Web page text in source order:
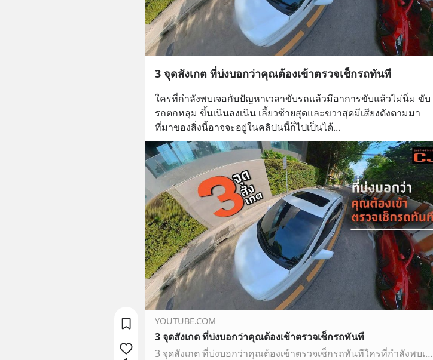
3 จุดสังเกต ที่บ่งบอกว่าคุณต้องเข้าตรวจเช็กรถทันที
ใครที่กำลังพบเจอกับปัญหาเวลาขับรถแล้วมีอาการขับแล้วไม่นิ่ม ขับ
รถตกหลุม ขึ้นเนินลงเนิน เลี้ยวซ้ายสุดและขวาสุดมีเสียงดังตามมา
ที่มาของสิ่งนี้อาจจะอยู่ในคลิปนนี้ก็ไปเป็นได้...
YOUTUBE.COM
3 จุดสังเกต ที่บ่งบอกว่าคุณต้องเข้าตรวจเช็กรถทันที
3 จุดสังเกต ที่บ่งบอกว่าคุณต้องเข้าตรวจเช็กรถทันทีใครที่กำลังพบเจอกับปัญหาเวลาขับรถแล้วมีอาการขับแล้วไม่นิ่ม ขับรถตกหลุม ขึ้นเนินลงเนิน เลี้ยวซ้ายสุดและขวาสุ…